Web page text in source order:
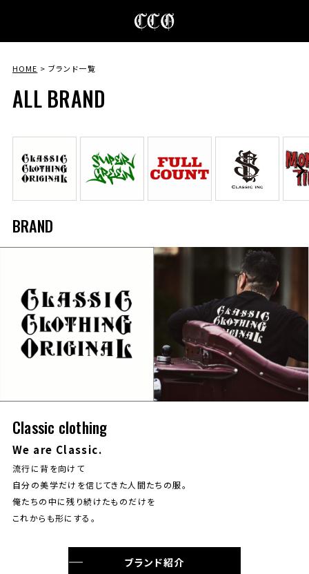
HOME ブランド一覧
ALL BRAND
BRAND
Classic clothing
We are Classic.
流行に背を向けて
自分の美学だけを信じてきた人間たちの服。
俺たちの中に残り続けたものだけを
これからも形にする。
ブランド紹介